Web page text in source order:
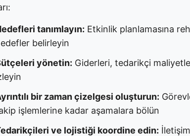
tanımlayın: Etkinlik planlamasına
belirleyin
yönetin: Giderleri, tedarikçi
bir zaman çizelgesi oluşturun:
işlemlerine kadar aşamalara bölün
ve lojistiği koordine edin: